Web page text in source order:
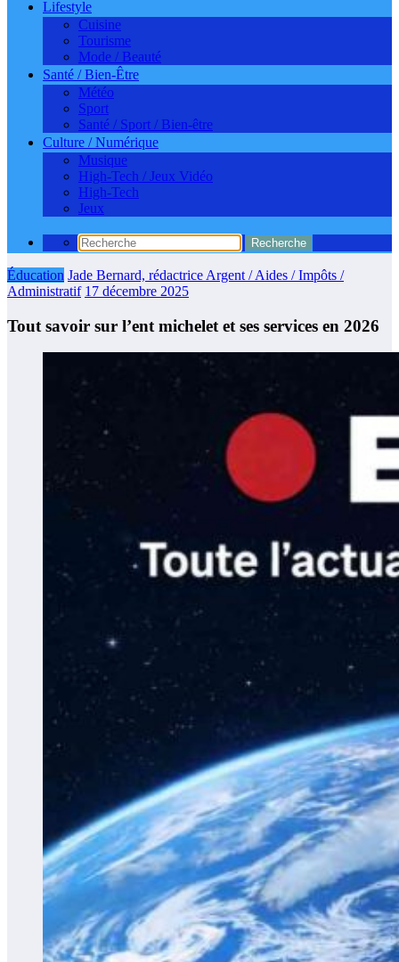
Lifestyle
Cuisine
Tourisme
Mode / Beauté
Santé / Bien-Être
Météo
Sport
Santé / Sport / Bien-être
Culture / Numérique
Musique
High-Tech / Jeux Vidéo
High-Tech
Jeux
Éducation Jade Bernard, rédactrice Argent / Aides / Impôts /
Administratif 17 décembre 2025
Tout savoir sur l’ent michelet et ses services en 2026